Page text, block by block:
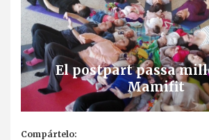
El postpart passa
Mamifit
Compártelo: